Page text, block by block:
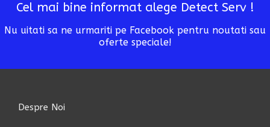
Cel mai bine informat alege Detect Serv !
Nu uitati sa ne urmariti pe Facebook pentru noutati sau
oferte speciale!
Despre Noi